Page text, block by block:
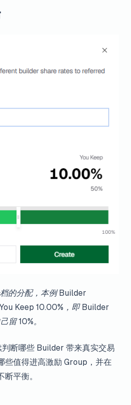
的分配，本例 Builder
Keep 10.00%，即 Builder
留 10%。
断哪些 Builder 带来真实交易
些值得进高激励 Group，并在
平衡。